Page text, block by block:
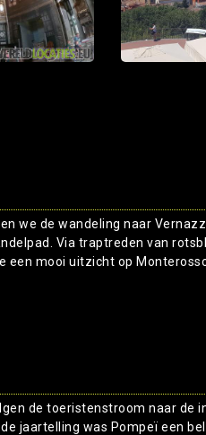
we de wandeling naar
Via traptreden van
een mooi uitzicht op
de toeristenstroom naar de
jaartelling was Pompeï een